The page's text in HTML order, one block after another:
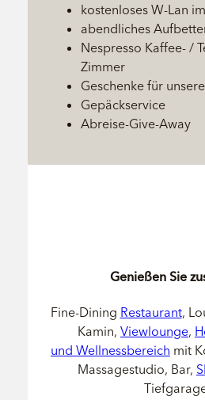
kostenloses W-Lan
abendliches
Nespresso Kaffee- /
Zimmer
Geschenke für
Gepäckservice
Abreise-Give-Away
Genießen Sie
Fine-Dining Restaurant,
Kamin, Viewlounge,
und Wellnessbereich mit
Massagestudio, Bar,